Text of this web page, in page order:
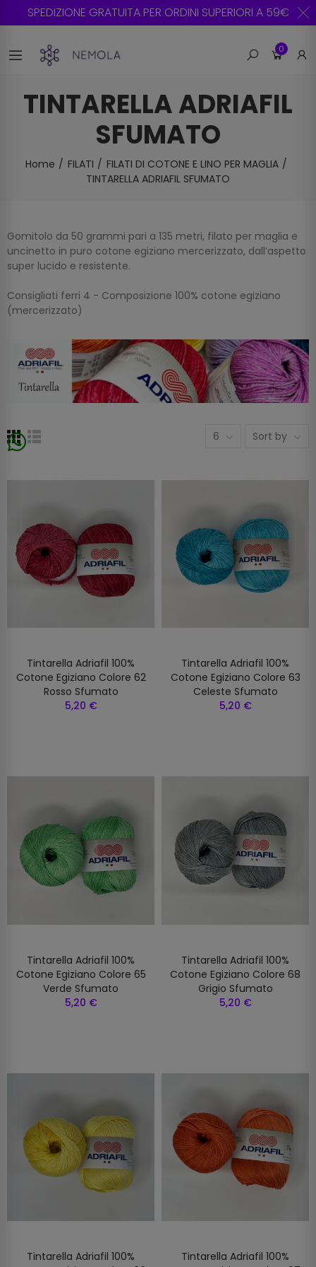
SPEDIZIONE GRATUITA PER ORDINI SUPERIORI A 59€
0
TINTARELLA ADRIAFIL
SFUMATO
Home FILATI
FILATI DI COTONE E LINO PER MAGLIA
TINTARELLA ADRIAFIL SFUMATO
Gomitolo da 50 grammi pari a 135 metri, filato per maglia e
uncinetto in puro cotone egiziano mercerizzato, dall’aspetto
super lucido e resistente.
Consigliati ferri 4 - Composizione 100% cotone egiziano
(mercerizzato)
6 Sort by
Tintarella Adriafil 100%
Cotone Egiziano Colore 62
Rosso Sfumato
5,20 €
Tintarella Adriafil 100%
Cotone Egiziano Colore 63
Celeste Sfumato
5,20 €
Tintarella Adriafil 100%
Cotone Egiziano Colore 65
Verde Sfumato
5,20 €
Tintarella Adriafil 100%
Cotone Egiziano Colore 68
Grigio Sfumato
5,20 €
Tintarella Adriafil 100%
Tintarella Adriafil 100%